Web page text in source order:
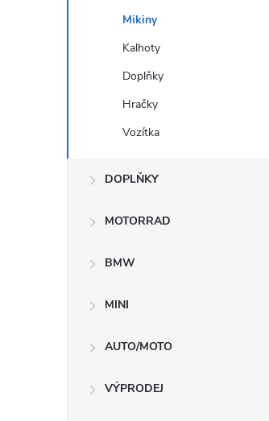
Mikiny
Kalhoty
Doplňky
Hračky
Vozítka
DOPLŇKY
MOTORRAD
BMW
MINI
AUTO/MOTO
VÝPRODEJ